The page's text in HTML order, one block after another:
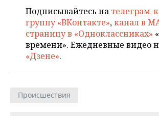
ХОККЕЙ С МЯЧОМ
ПРОИСШЕСТВИЯ
Подписывайтесь на телеграм-
группу «ВКонтакте»,канал в
страницу в «Одноклассниках»
времени». Ежедневные видео
«Дзене».
Происшествия